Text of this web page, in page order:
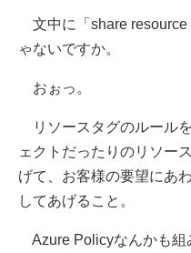
文中に「share resource
ゃないですか。
おぉっ。
リソースタグのルール
ェクトだったりのリソー
げて、お客様の要望にあ
してあげること。
Azure Policyなんかも組